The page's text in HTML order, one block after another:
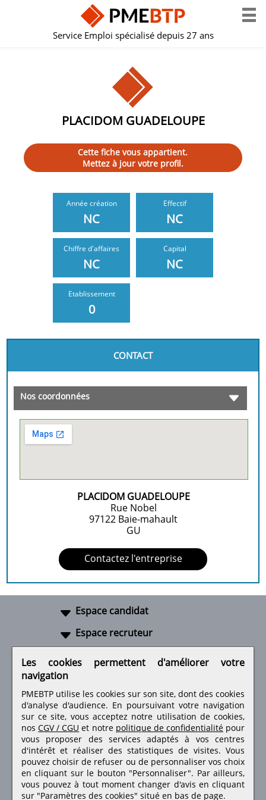
Service Emploi spécialisé depuis 27 ans
PLACIDOM GUADELOUPE
Cette fiche vous appartient.
Mettez à jour votre profil.
Année création
NC
Effectif
NC
Chiffre d'affaires
NC
Capital
NC
Etablissement
0
CONTACT
Nos coordonnées
PLACIDOM GUADELOUPE
Rue Nobel
97122 Baie-mahault
GU
Contactez l'entreprise
Espace candidat
Espace recruteur
Retrouvez-nous sur les réseaux sociaux
Les cookies permettent d'améliorer votre
navigation
PMEBTP utilise les cookies sur son site, dont des cookies
d'analyse d'audience. En poursuivant votre navigation
sur ce site, vous acceptez notre utilisation de cookies,
nos CGV / CGU et notre politique de confidentialité pour
vous proposer des services adaptés à vos centres
d'intérêt et réaliser des statistiques de visites.Vous
pouvez choisir de refuser ou de personnaliser vos choix
en cliquant sur le bouton "Personnaliser". Par ailleurs,
vous pouvez à tout moment changer d'avis en cliquant
sur "Paramètres des cookies" situé en bas de page.